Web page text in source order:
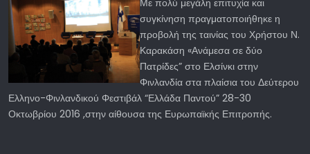
Με πολύ μεγάλη επιτυχία και
συγκίνηση πραγματοποιήθηκε η
προβολή της ταινίας του Χρήστου Ν.
Καρακάση «Ανάμεσα σε δύο
Πατρίδες” στο Ελσίνκι στην
Φινλανδία στα πλαίσια του Δεύτερου
Ελληνο-Φινλανδικού Φεστιβάλ “Ελλάδα Παντού” 28-30
Οκτωβρίου 2016 ,στην αίθουσα της Ευρωπαϊκής Επιτροπής.